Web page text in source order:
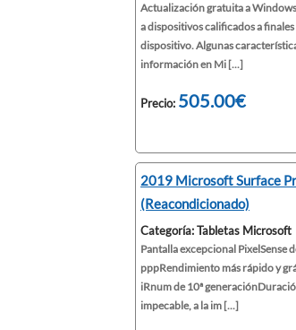
Actualización gratuita a
a dispositivos calificados a
dispositivo. Algunas
información en Mi [...]
Precio: 505.00€
2019 Microsoft Surface
(Reacondicionado)
Categoría: Tabletas Microsoft
Pantalla excepcional PixelSense
pppRendimiento más rápido y
iRnum de 10ª
impecable, a la im [...]